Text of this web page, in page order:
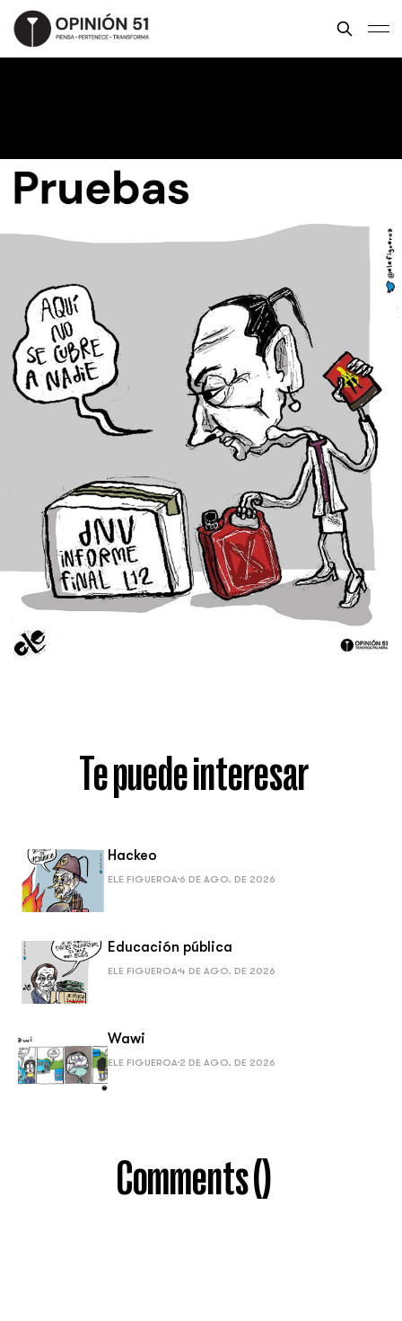
Te puede interesar
Hackeo
ELE FIGUEROA 6 DE AGO. DE 2026
Educación pública
ELE FIGUEROA 4 DE AGO. DE 2026
Wawi
ELE FIGUEROA 2 DE AGO. DE 2026
Comments ()